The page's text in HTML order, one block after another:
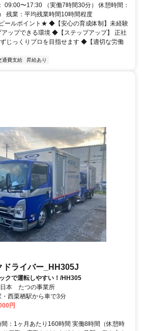
09:00〜17:30 （実働7時間30分） 休憩時間：
残業：平均残業時間10時間程度
ールポイント★ ◆【安心の育成体制】未経験
ップできる環境 ◆【ステップアップ】 正社
じっくりプロを目指せます ◆【適切な労働
通費支給 昇給あり
ドライバー_HH305J
クで運転しやすい！/HH305
日本 たつの事業所
西栗栖駅から車で3分
円
：1ヶ月あたり160時間 実働8時間（休憩時